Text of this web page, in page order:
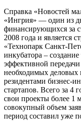
Справка «Новостей
«Ингрия» — один из
финансирующихся за
2008 года и является
«Технопарк Санкт-
инкубатора –
эффективной
необходимых деловых
резидентами бизнес-
стартапов. Всего за 4
свои проекты более 1
совокупный объем
период составил уже